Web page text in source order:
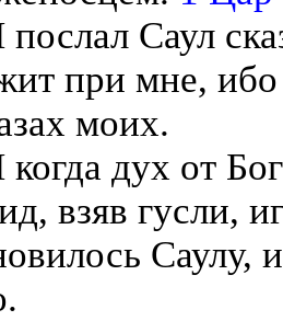
послал Саул
при мне, ибо
моих.
дух от
взяв гусли,
Саулу,